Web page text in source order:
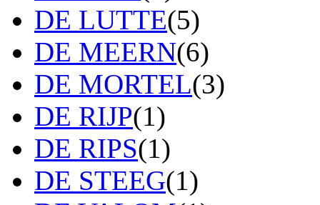
DE LUTTE(5)
DE MEERN(6)
DE MORTEL(3)
DE RIJP(1)
DE RIPS(1)
DE STEEG(1)